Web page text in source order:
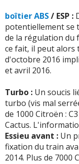
régulièrement -
-Catalyseur + fap
-Voyant moteur ki
sont bien plus
2006 avec le
suite >>
-Batterie morte en
(devis 460Euros) -
2016, le véhicule
boîtier ABS/ ESP :
potentiellement se
de la régulation du
ce fait, il peut alors
d'octobre 2016
et avril 2016.
Turbo : Un soucis
turbo (vis mal
de 1000 Citroën :
Cactus.
Essieu avant : Un
fixation du train
2014. Plus de 7000